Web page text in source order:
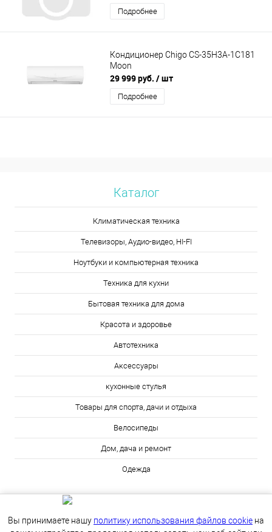
Подробнее
Кондиционер Chigo CS-35H3A-1C181
Moon
29 999 руб. / шт
Подробнее
Каталог
Климатическая техника
Телевизоры, Аудио-видео, HI-FI
Ноутбуки и компьютерная техника
Техника для кухни
Бытовая техника для дома
Красота и здоровье
Автотехника
Аксессуары
кухонные стулья
Товары для спорта, дачи и отдыха
Велосипеды
Дом, дача и ремонт
Одежда
Вы принимаете нашу политику использования файлов cookie на